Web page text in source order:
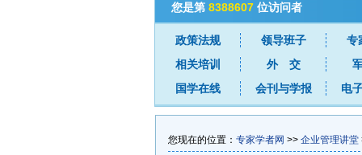
您是第 8388607 位访问者
政策法规 领导班子
专
相关培训
外 交
国学在线
会刊与学报 电
您现在的位置： 专家学者网 >> 企业管理讲堂